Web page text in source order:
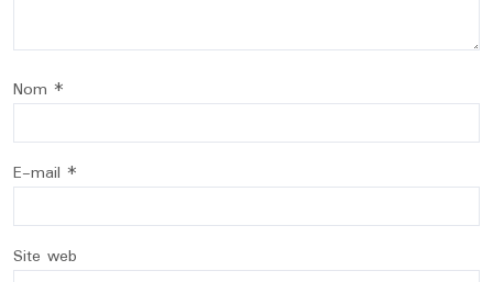
Nom *
E-mail *
Site web